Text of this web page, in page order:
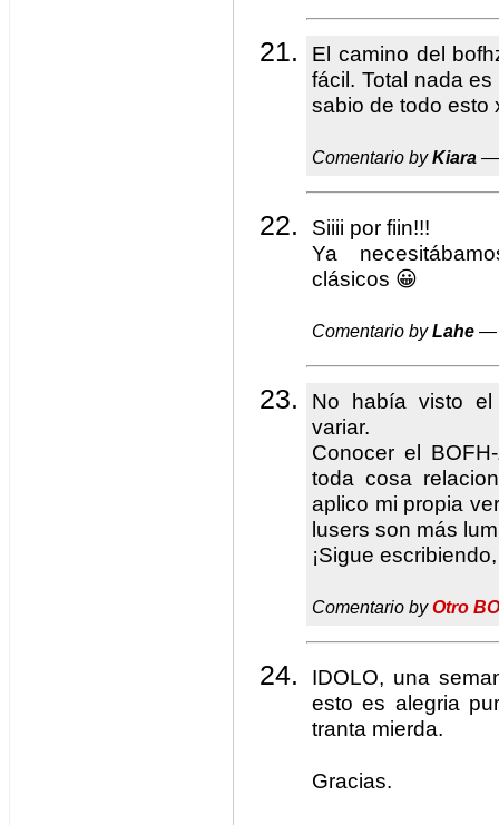
El camino del
fácil. Total nada
sabio de todo esto
Comentario byKiara —
Siiii por fiin!!!
Ya
clásicos 😀
Comentario byLahe —
No había visto
variar.
Conocer el
toda cosa
aplico mi propia
lusers son más
¡Sigue
Comentario byOtro
IDOLO, una
esto es alegria
tranta mierda.
Gracias.